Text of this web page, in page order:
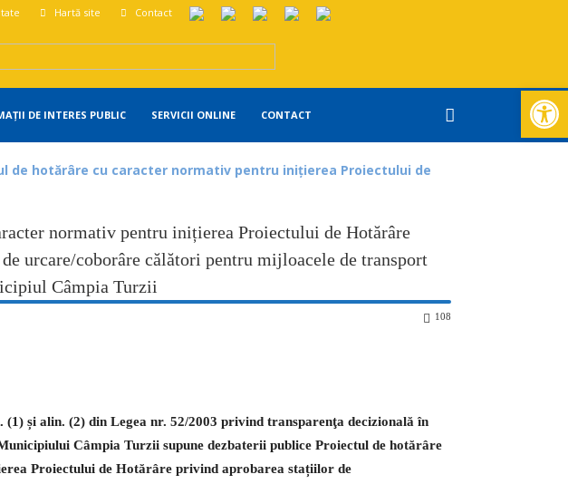
Hartă site Contact
DE INTERES PUBLIC SERVICII ONLINE CONTACT
de hotărâre cu caracter normativ pentru inițierea Proiectului de
normativ pentru inițierea Proiectului de Hotărâre
urcare/coborâre călători pentru mijloacele de transport
Câmpia Turzii
108
și alin. (2) din Legea nr. 52/2003 privind transparenţa decizională în
Câmpia Turzii supune dezbaterii publice Proiectul de hotărâre
Proiectului de Hotărâre privind aprobarea stațiilor de
Deschide